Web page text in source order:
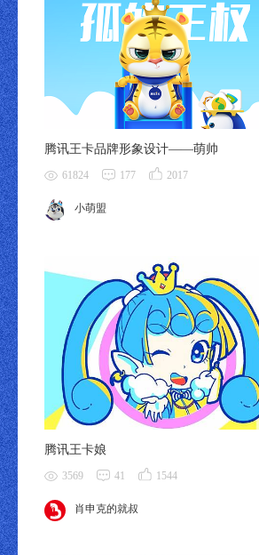
腾讯王卡品牌形象设计——萌帅
61824 177 2017
小萌盟
腾讯王卡娘
3569 41 1544
肖申克的就叔